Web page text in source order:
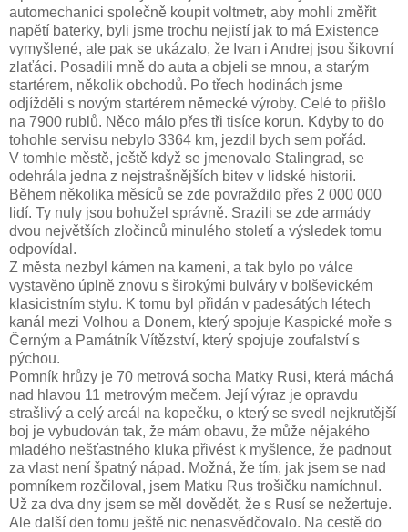
automechanici společně koupit voltmetr, aby mohli změřit
napětí baterky, byli jsme trochu nejistí jak to má Existence
vymyšlené, ale pak se ukázalo, že Ivan i Andrej jsou šikovní
zlaťáci. Posadili mně do auta a objeli se mnou, a starým
startérem, několik obchodů. Po třech hodinách jsme
odjížděli s novým startérem německé výroby. Celé to přišlo
na 7900 rublů. Něco málo přes tři tisíce korun. Kdyby to do
tohohle servisu nebylo 3364 km, jezdil bych sem pořád.
V tomhle městě, ještě když se jmenovalo Stalingrad, se
odehrála jedna z nejstrašnějších bitev v lidské historii.
Během několika měsíců se zde povraždilo přes 2 000 000
lidí. Ty nuly jsou bohužel správně. Srazili se zde armády
dvou největších zločinců minulého století a výsledek tomu
odpovídal.
Z města nezbyl kámen na kameni, a tak bylo po válce
vystavěno úplně znovu s širokými bulváry v bolševickém
klasicistním stylu. K tomu byl přidán v padesátých létech
kanál mezi Volhou a Donem, který spojuje Kaspické moře s
Černým a Památník Vítězství, který spojuje zoufalství s
pýchou.
Pomník hrůzy je 70 metrová socha Matky Rusi, která máchá
nad hlavou 11 metrovým mečem. Její výraz je opravdu
strašlivý a celý areál na kopečku, o který se svedl nejkrutější
boj je vybudován tak, že mám obavu, že může nějakého
mladého nešťastného kluka přivést k myšlence, že padnout
za vlast není špatný nápad. Možná, že tím, jak jsem se nad
pomníkem rozčiloval, jsem Matku Rus trošičku namíchnul.
Už za dva dny jsem se měl dovědět, že s Rusí se nežertuje.
Ale další den tomu ještě nic nenasvědčovalo. Na cestě do